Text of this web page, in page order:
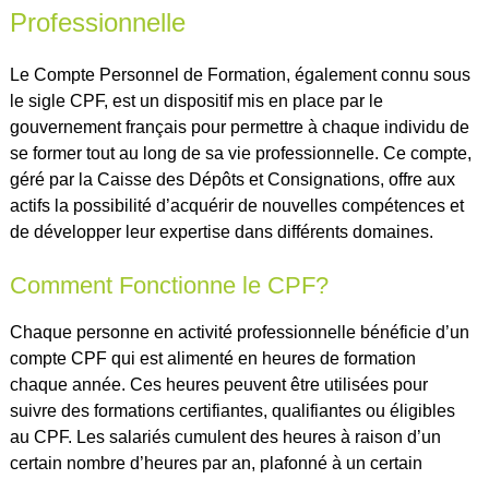
Professionnelle
Le Compte Personnel de Formation, également connu sous
le sigle CPF, est un dispositif mis en place par le
gouvernement français pour permettre à chaque individu de
se former tout au long de sa vie professionnelle. Ce compte,
géré par la Caisse des Dépôts et Consignations, offre aux
actifs la possibilité d’acquérir de nouvelles compétences et
de développer leur expertise dans différents domaines.
Comment Fonctionne le CPF?
Chaque personne en activité professionnelle bénéficie d’un
compte CPF qui est alimenté en heures de formation
chaque année. Ces heures peuvent être utilisées pour
suivre des formations certifiantes, qualifiantes ou éligibles
au CPF. Les salariés cumulent des heures à raison d’un
certain nombre d’heures par an, plafonné à un certain